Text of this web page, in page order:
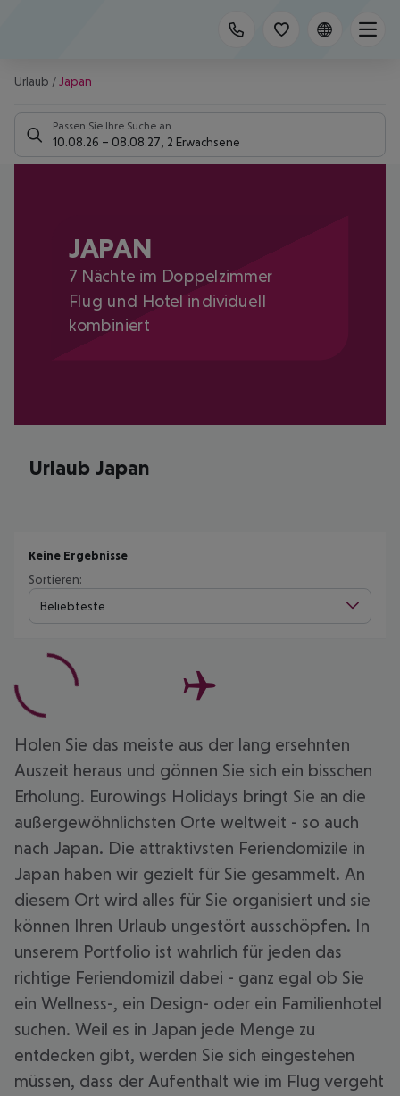
Urlaub /Japan
Passen Sie Ihre Suche an
10.08.26 – 08.08.27 2 Erwachsene
JAPAN
7 Nächte im Doppelzimmer
Flug und Hotel individuell
kombiniert
Urlaub Japan
Keine Ergebnisse
Sortieren:
Beliebteste
Holen Sie das meiste aus der lang ersehnten
Auszeit heraus und gönnen Sie sich ein bisschen
Erholung. Eurowings Holidays bringt Sie an die
außergewöhnlichsten Orte weltweit - so auch
nach Japan. Die attraktivsten Feriendomizile in
Japan haben wir gezielt für Sie gesammelt. An
diesem Ort wird alles für Sie organisiert und sie
können Ihren Urlaub ungestört ausschöpfen. In
unserem Portfolio ist wahrlich für jeden das
richtige Feriendomizil dabei - ganz egal ob Sie
ein Wellness-, ein Design- oder ein Familienhotel
suchen. Weil es in Japan jede Menge zu
entdecken gibt, werden Sie sich eingestehen
müssen, dass der Aufenthalt wie im Flug vergeht